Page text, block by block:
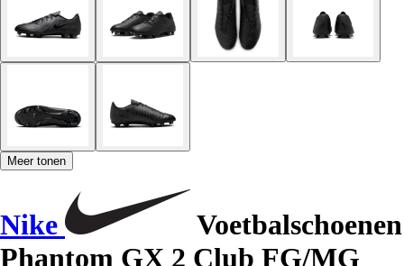
Meer tonen
Nike
Voetbalschoenen
Phantom GX 2 Club FG/MG